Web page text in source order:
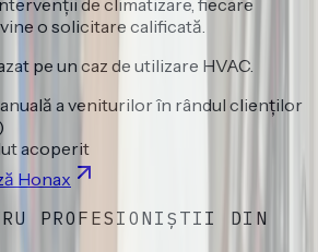
de climatizare, fiecare
o solicitare calificată.
pe un caz de utilizare HVAC.
a veniturilor în rândul clienților
acoperit
Honax
PROFESIONIȘTII DIN